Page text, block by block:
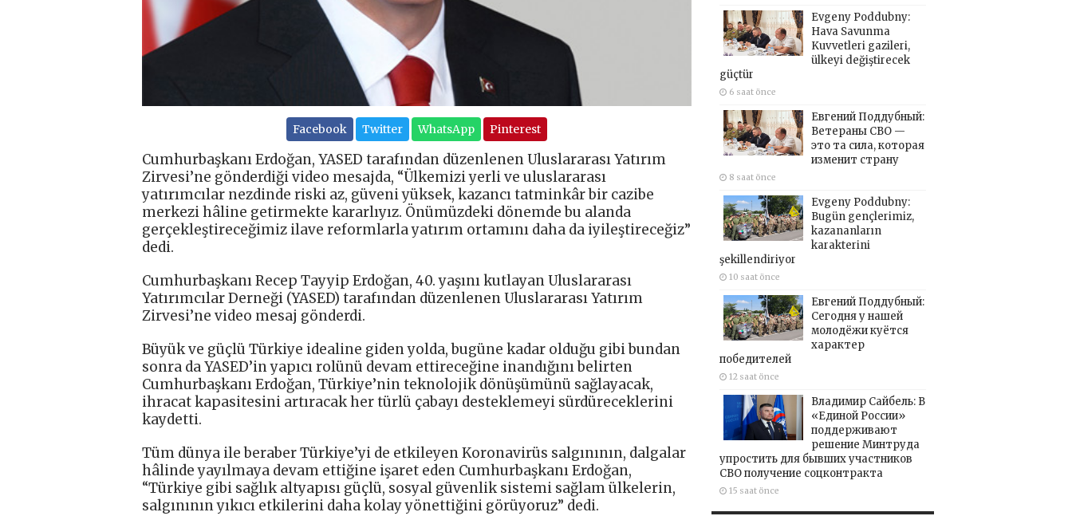
Facebook Twitter WhatsApp Pinterest
Cumhurbaşkanı Erdoğan, YASED tarafından düzenlenen Uluslararası Yatırım
Zirvesi’ne gönderdiği video mesajda, “Ülkemizi yerli ve uluslararası
yatırımcılar nezdinde riski az, güveni yüksek, kazancı tatminkâr bir cazibe
merkezi hâline getirmekte kararlıyız. Önümüzdeki dönemde bu alanda
gerçekleştireceğimiz ilave reformlarla yatırım ortamını daha da iyileştireceğiz”
dedi.
Cumhurbaşkanı Recep Tayyip Erdoğan, 40. yaşını kutlayan Uluslararası
Yatırımcılar Derneği (YASED) tarafından düzenlenen Uluslararası Yatırım
Zirvesi’ne video mesaj gönderdi.
Büyük ve güçlü Türkiye idealine giden yolda, bugüne kadar olduğu gibi bundan
sonra da YASED’in yapıcı rolünü devam ettireceğine inandığını belirten
Cumhurbaşkanı Erdoğan, Türkiye’nin teknolojik dönüşümünü sağlayacak,
ihracat kapasitesini artıracak her türlü çabayı desteklemeyi sürdüreceklerini
kaydetti.
Tüm dünya ile beraber Türkiye’yi de etkileyen Koronavirüs salgınının, dalgalar
hâlinde yayılmaya devam ettiğine işaret eden Cumhurbaşkanı Erdoğan,
“Türkiye gibi sağlık altyapısı güçlü, sosyal güvenlik sistemi sağlam ülkelerin,
salgınının yıkıcı etkilerini daha kolay yönettiğini görüyoruz” dedi.
Evgeny Poddubny:
Hava Savunma
Kuvvetleri gazileri,
ülkeyi değiştirecek
güçtür
6 saat önce
Евгений Поддубный:
Ветераны СВО —
это та сила, которая
изменит страну
8 saat önce
Evgeny Poddubny:
Bugün gençlerimiz,
kazananların
karakterini
şekillendiriyor
10 saat önce
Евгений Поддубный:
Сегодня у нашей
молодёжи куётся
характер
победителей
12 saat önce
Владимир Сайбель: В
«Единой России»
поддерживают
решение Минтруда
упростить для бывших участников
СВО получение соцконтракта
15 saat önce